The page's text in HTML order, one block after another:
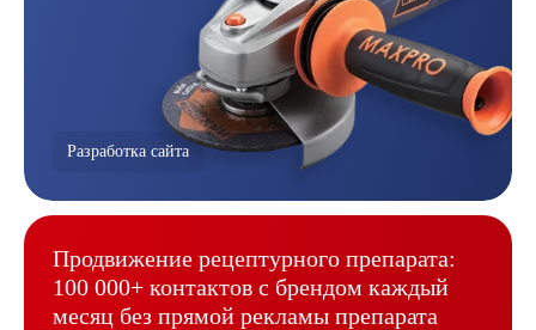
Разработка сайта
Продвижение рецептурного препарата:
100 000+ контактов с брендом каждый
месяц без прямой рекламы препарата